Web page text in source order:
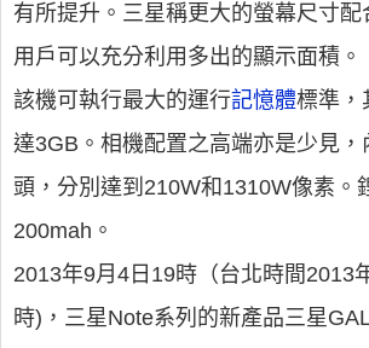
有所提升。三星稱更大的螢幕尺寸
用戶可以充分利用多出的顯示面積。
該機可執行最大的運行記憶體標準，
達3GB。相機配置之高端亦是少見
頭，分別達到210W和1310W像素。
200mah。
2013年9月4日19時（台北時間2013
時)，三星Note系列的新產品三星